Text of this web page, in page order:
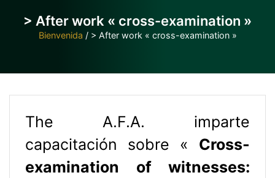
> After work « cross-examination »
Bienvenida / > After work « cross-examination »
The A.F.A. imparte
capacitación sobre « Cross-
examination of witnesses: